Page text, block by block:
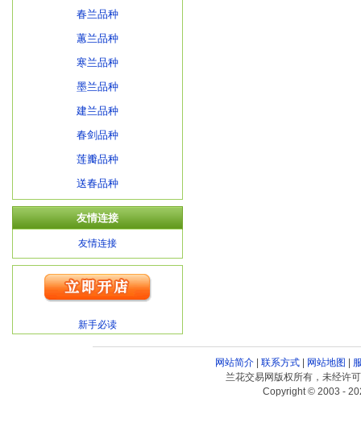
春兰品种
蕙兰品种
寒兰品种
墨兰品种
建兰品种
春剑品种
莲瓣品种
送春品种
友情连接
友情连接
新手必读
网站简介| 联系方式| 网站地图 |
兰花交易网版权所有，未经许
Copyright © 2003 -